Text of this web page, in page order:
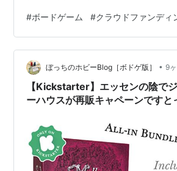
The Dawn of Pangaea Grifoni -
Devices: Mad Ambition ボドゲ新作ニ
ちのホビーBlog 海外ボドゲ・ク…
#ボードゲーム #クラウドファンディ
ぼっちのホビーBlog［ボドゲ版］ • 9
【Kickstarter】エッセンの陰で
ーハウスが再販キャペーンです
ぉぉぉ。〈気になるKickstarter
2025年10月後編〉